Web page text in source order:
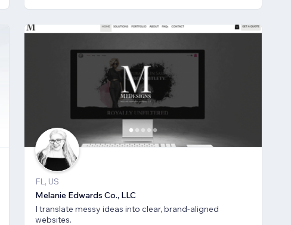
FL, US
Melanie Edwards Co., LLC
I translate messy ideas into clear, brand-aligned
websites.